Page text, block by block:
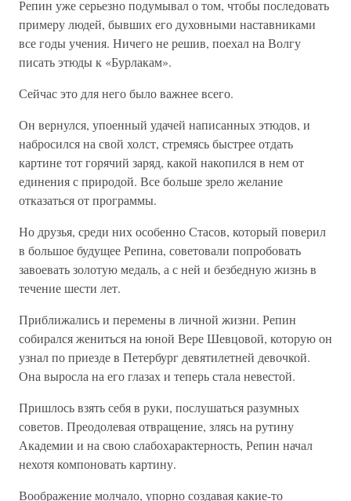
Репин уже серьезно подумывал о том, чтобы последовать
примеру людей, бывших его духовными наставниками
все годы учения. Ничего не решив, поехал на Волгу
писать этюды к «Бурлакам».
Сейчас это для него было важнее всего.
Он вернулся, упоенный удачей написанных этюдов, и
набросился на свой холст, стремясь быстрее отдать
картине тот горячий заряд, какой накопился в нем от
единения с природой. Все больше зрело желание
отказаться от программы.
Но друзья, среди них особенно Стасов, который поверил
в большое будущее Репина, советовали попробовать
завоевать золотую медаль, а с ней и безбедную жизнь в
течение шести лет.
Приближались и перемены в личной жизни. Репин
собирался жениться на юной Вере Шевцовой, которую он
узнал по приезде в Петербург девятилетней девочкой.
Она выросла на его глазах и теперь стала невестой.
Пришлось взять себя в руки, послушаться разумных
советов. Преодолевая отвращение, злясь на рутину
Академии и на свою слабохарактерность, Репин начал
нехотя компоновать картину.
Воображение молчало, упорно создавая какие-то